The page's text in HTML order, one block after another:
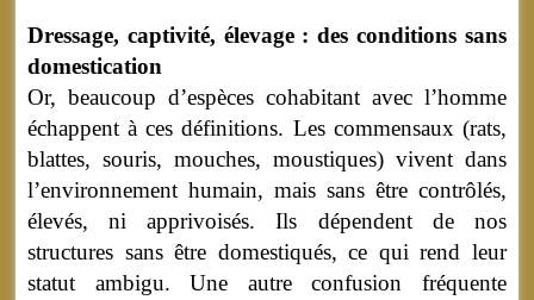
Dressage, captivité, élevage : des conditions sans
domestication
Or, beaucoup d’espèces cohabitant avec l’homme
échappent à ces définitions. Les commensaux (rats,
blattes, souris, mouches, moustiques) vivent dans
l’environnement humain, mais sans être contrôlés,
élevés, ni apprivoisés. Ils dépendent de nos
structures sans être domestiqués, ce qui rend leur
statut ambigu. Une autre confusion fréquente